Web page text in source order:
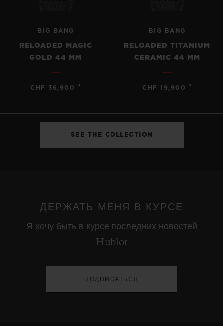
BIG BANG
RELOADED MAGIC
GOLD 44 MM
CHF 36,900 •
BIG BANG
RELOADED TITANIUM
CERAMIC 44 MM
CHF 19,900 •
SEE THE COLLECTION
ДЕРЖАТЬ МЕНЯ В КУРСЕ
Я хочу быть в курсе последних новостей
Hublot
ПОДПИСАТЬСЯ